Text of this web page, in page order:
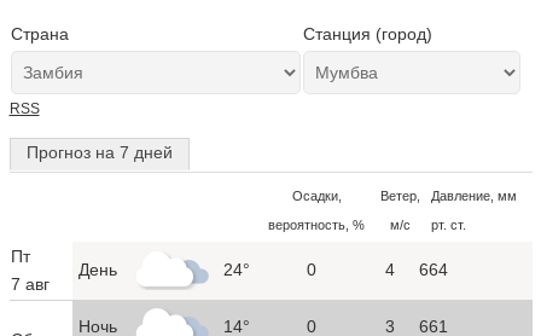
Страна Станция (город)
RSS
Прогноз на 7 дней
Осадки,
вероятность, %
Ветер,
м/с
Давление, мм
рт. ст.
Пт
7 авг
День 24° 0 4 664
Ночь 14° 0 3 661